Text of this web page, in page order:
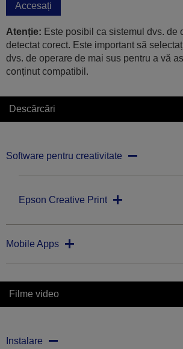
Accesați
Atenție: Este posibil ca sistemul dvs. de
detectat corect. Este important să
dvs. de operare de mai sus pentru a vă
conținut compatibil.
Descărcări
Software pentru creativitate
Epson Creative Print
Mobile Apps
Filme video
Instalare